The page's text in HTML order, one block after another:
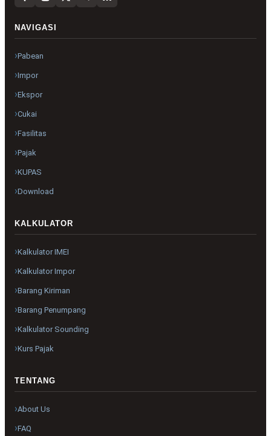
NAVIGASI
Pabean
Impor
Ekspor
Cukai
Fasilitas
Pajak
KUPAS
Download
KALKULATOR
Kalkulator IMEI
Kalkulator Impor
Barang Kiriman
Barang Penumpang
Kalkulator Sounding
Kurs Pajak
TENTANG
About Us
FAQ